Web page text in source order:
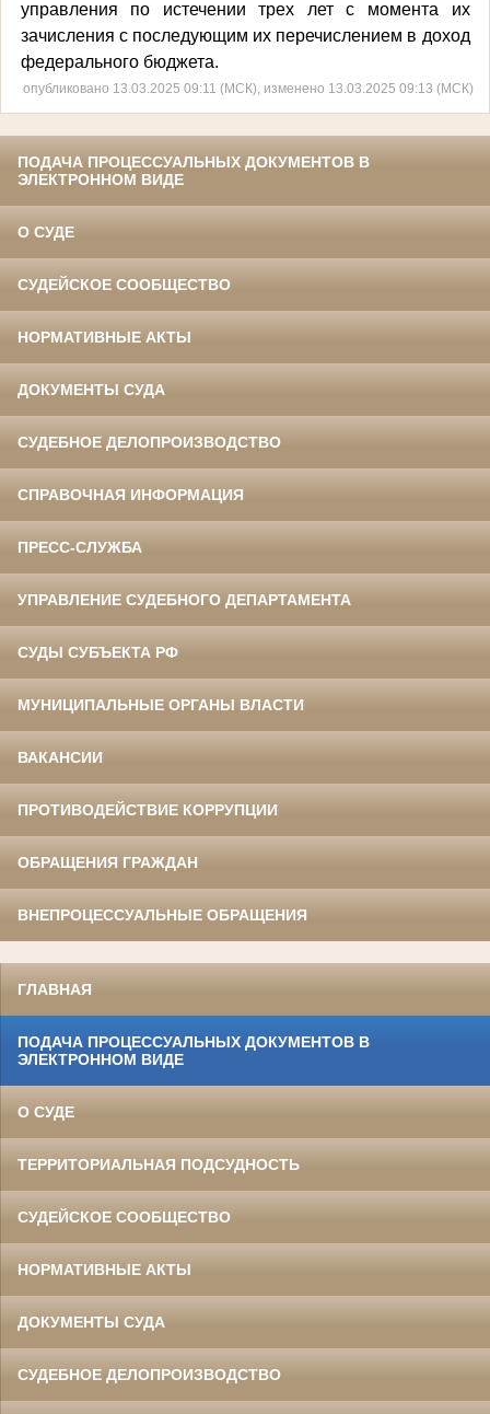
управления по истечении трех лет с момента их
зачисления с последующим их перечислением в доход
федерального бюджета.
опубликовано 13.03.2025 09:11 (МСК), изменено 13.03.2025 09:13 (МСК)
ПОДАЧА ПРОЦЕССУАЛЬНЫХ ДОКУМЕНТОВ В
ЭЛЕКТРОННОМ ВИДЕ
О СУДЕ
СУДЕЙСКОЕ СООБЩЕСТВО
НОРМАТИВНЫЕ АКТЫ
ДОКУМЕНТЫ СУДА
СУДЕБНОЕ ДЕЛОПРОИЗВОДСТВО
СПРАВОЧНАЯ ИНФОРМАЦИЯ
ПРЕСС-СЛУЖБА
УПРАВЛЕНИЕ СУДЕБНОГО ДЕПАРТАМЕНТА
СУДЫ СУБЪЕКТА РФ
МУНИЦИПАЛЬНЫЕ ОРГАНЫ ВЛАСТИ
ВАКАНСИИ
ПРОТИВОДЕЙСТВИЕ КОРРУПЦИИ
ОБРАЩЕНИЯ ГРАЖДАН
ВНЕПРОЦЕССУАЛЬНЫЕ ОБРАЩЕНИЯ
ГЛАВНАЯ
ПОДАЧА ПРОЦЕССУАЛЬНЫХ ДОКУМЕНТОВ В
ЭЛЕКТРОННОМ ВИДЕ
О СУДЕ
ТЕРРИТОРИАЛЬНАЯ ПОДСУДНОСТЬ
СУДЕЙСКОЕ СООБЩЕСТВО
НОРМАТИВНЫЕ АКТЫ
ДОКУМЕНТЫ СУДА
СУДЕБНОЕ ДЕЛОПРОИЗВОДСТВО